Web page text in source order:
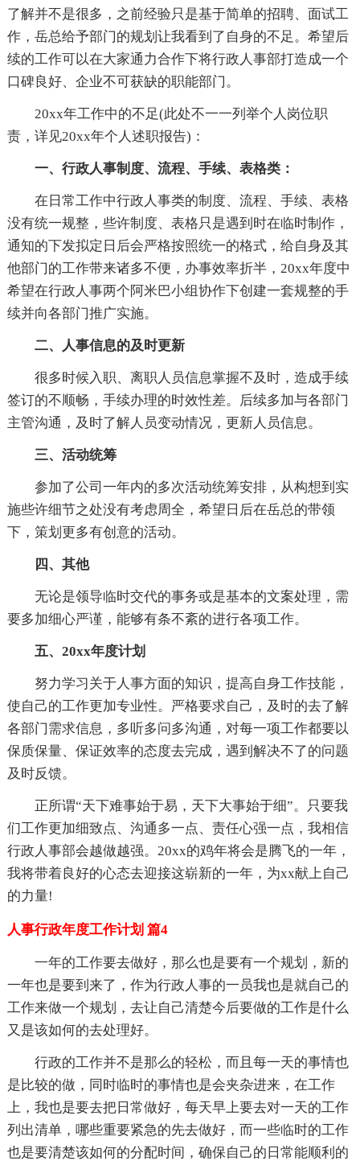
了解并不是很多，之前经验只是基于简单的招聘、面试工
作，岳总给予部门的规划让我看到了自身的不足。希望后
续的工作可以在大家通力合作下将行政人事部打造成一个
口碑良好、企业不可获缺的职能部门。
20xx年工作中的不足(此处不一一列举个人岗位职
责，详见20xx年个人述职报告)：
一、行政人事制度、流程、手续、表格类：
在日常工作中行政人事类的制度、流程、手续、表格
没有统一规整，些许制度、表格只是遇到时在临时制作，
通知的下发拟定日后会严格按照统一的格式，给自身及其
他部门的工作带来诸多不便，办事效率折半，20xx年度中
希望在行政人事两个阿米巴小组协作下创建一套规整的手
续并向各部门推广实施。
二、人事信息的及时更新
很多时候入职、离职人员信息掌握不及时，造成手续
签订的不顺畅，手续办理的时效性差。后续多加与各部门
主管沟通，及时了解人员变动情况，更新人员信息。
三、活动统筹
参加了公司一年内的多次活动统筹安排，从构想到实
施些许细节之处没有考虑周全，希望日后在岳总的带领
下，策划更多有创意的活动。
四、其他
无论是领导临时交代的事务或是基本的文案处理，需
要多加细心严谨，能够有条不紊的进行各项工作。
五、20xx年度计划
努力学习关于人事方面的知识，提高自身工作技能，
使自己的工作更加专业性。严格要求自己，及时的去了解
各部门需求信息，多听多问多沟通，对每一项工作都要以
保质保量、保证效率的态度去完成，遇到解决不了的问题
及时反馈。
正所谓“天下难事始于易，天下大事始于细”。只要我
们工作更加细致点、沟通多一点、责任心强一点，我相信
行政人事部会越做越强。20xx的鸡年将会是腾飞的一年，
我将带着良好的心态去迎接这崭新的一年，为xx献上自己
的力量!
人事行政年度工作计划 篇4
一年的工作要去做好，那么也是要有一个规划，新的
一年也是要到来了，作为行政人事的一员我也是就自己的
工作来做一个规划，去让自己清楚今后要做的工作是什么
又是该如何的去处理好。
行政的工作并不是那么的轻松，而且每一天的事情也
是比较的做，同时临时的事情也是会夹杂进来，在工作
上，我也是要去把日常做好，每天早上要去对一天的工作
列出清单，哪些重要紧急的先去做好，而一些临时的工作
也是要清楚该如何的分配时间，确保自己的日常能顺利的